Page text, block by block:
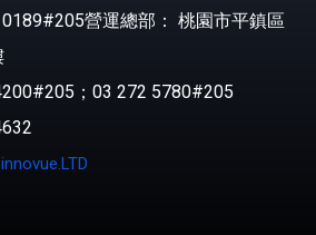
營運總部： 桃園市平鎮區
；03 272 5780#205